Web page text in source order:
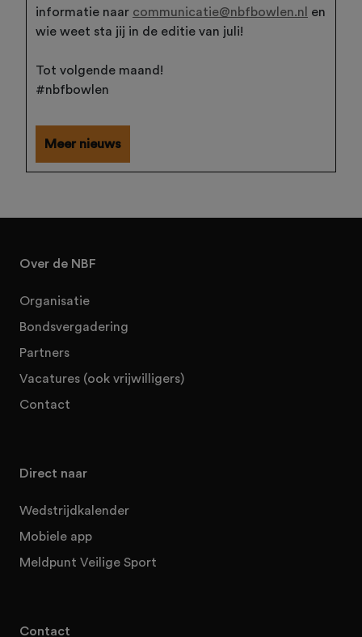
informatie naar communicatie@nbfbowlen.nl
en
wie weet sta jij in de editie van juli!
Tot volgende maand!
#nbfbowlen
Meer nieuws
Over de NBF
Organisatie
Bondsvergadering
Partners
Vacatures (ook vrijwilligers)
Contact
Direct naar
Wedstrijdkalender
Mobiele app
Meldpunt Veilige Sport
Contact